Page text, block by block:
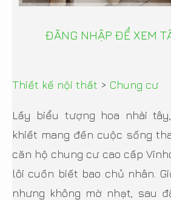
ĐĂNG NHẬP ĐỂ XEM
Thiết kế nội thất > Chung cư
Lấy biểu tượng hoa nhài
khiết mang đến cuộc sống
căn hộ chung cư cao cấp
lôi cuốn biết bao chủ nhân.
nhưng không mờ nhạt, sau